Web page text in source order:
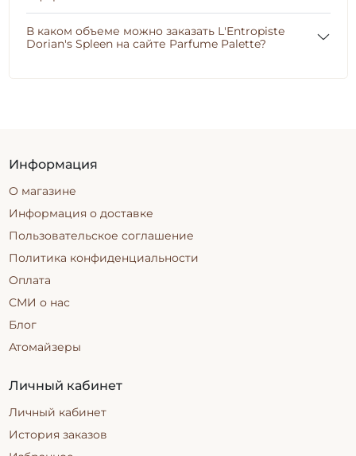
В каком объеме можно заказать L'Entropiste
Dorian's Spleen на сайте Parfume Palette?
Информация
О магазине
Информация о доставке
Пользовательское соглашение
Политика конфиденциальности
Оплата
СМИ о нас
Блог
Атомайзеры
Личный кабинет
Личный кабинет
История заказов